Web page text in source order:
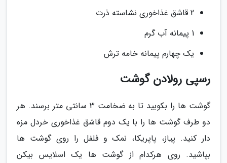
2 قاشق غذاخوری نشاسته ذرت
1 پیمانه آب گرم
یک چهارم پیمانه خامه ترش
رسپی رولادن گوشت
گوشت ها را بکوبید تا به ضخامت 3 سانتی متر برسند. هر
دو طرف گوشت ها را با یک دوم قاشق غذاخوری خردل مزه
دار کنید. پیاز، پاپریکا، نمک و فلفل را روی گوشت ها
بپاشید. روی هرکدام از گوشت ها یک اسلایس بیکن